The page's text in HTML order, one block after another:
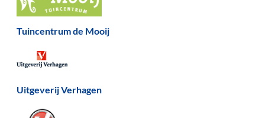
Tuincentrum de Mooij
Uitgeverij Verhagen